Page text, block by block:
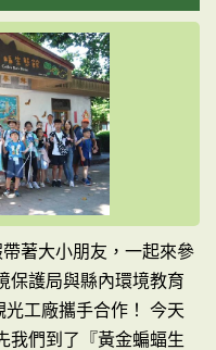
著大小朋友，一起來參
保護局與縣內環境教育
工廠攜手合作！ 今天
我們到了『黃金蝙蝠生